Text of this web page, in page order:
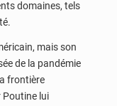
domaines, tels
mais son
de la pandémie
frontière
Poutine lui